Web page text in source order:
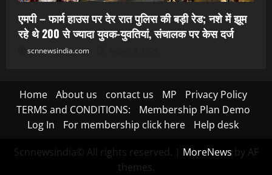
एमपी – फार्म हाउस पर देर रात पुलिस की बड़ी रेड; नशे में झूम
रहे थे 200 से ज्यादा युवक-युवतियां, संचालक पर केस दर्ज
scnnewsindia.com
Home About us contact us MP
Privacy Policy
TERMS and CONDITIONS:
Membership Plan Demo
Log In
For membership click here Help desk
Scnnewsindia© All rights reserved. | MoreNews by AF
themes.